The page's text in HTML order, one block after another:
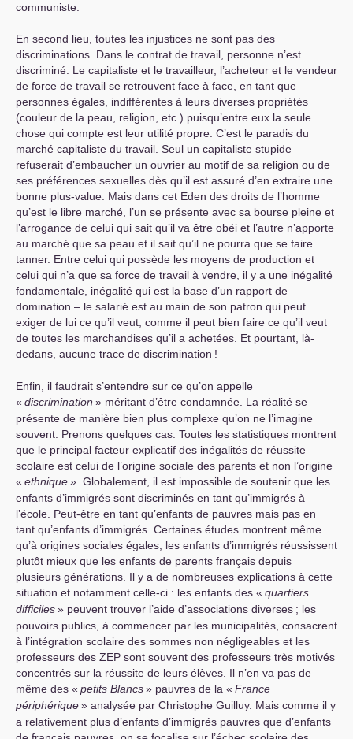
communiste.
En second lieu, toutes les injustices ne sont pas des
discriminations. Dans le contrat de travail, personne n’est
discriminé. Le capitaliste et le travailleur, l’acheteur et le vendeur
de force de travail se retrouvent face à face, en tant que
personnes égales, indifférentes à leurs diverses propriétés
(couleur de la peau, religion, etc.) puisqu’entre eux la seule
chose qui compte est leur utilité propre. C’est le paradis du
marché capitaliste du travail. Seul un capitaliste stupide
refuserait d’embaucher un ouvrier au motif de sa religion ou de
ses préférences sexuelles dès qu’il est assuré d’en extraire une
bonne plus-value. Mais dans cet Eden des droits de l’homme
qu’est le libre marché, l’un se présente avec sa bourse pleine et
l’arrogance de celui qui sait qu’il va être obéi et l’autre n’apporte
au marché que sa peau et il sait qu’il ne pourra que se faire
tanner. Entre celui qui possède les moyens de production et
celui qui n’a que sa force de travail à vendre, il y a une inégalité
fondamentale, inégalité qui est la base d’un rapport de
domination – le salarié est au main de son patron qui peut
exiger de lui ce qu’il veut, comme il peut bien faire ce qu’il veut
de toutes les marchandises qu’il a achetées. Et pourtant, là-
dedans, aucune trace de discrimination !
Enfin, il faudrait s’entendre sur ce qu’on appelle
« discrimination » méritant d’être condamnée. La réalité se
présente de manière bien plus complexe qu’on ne l’imagine
souvent. Prenons quelques cas. Toutes les statistiques montrent
que le principal facteur explicatif des inégalités de réussite
scolaire est celui de l’origine sociale des parents et non l’origine
« ethnique». Globalement, il est impossible de soutenir que les
enfants d’immigrés sont discriminés en tant qu’immigrés à
l’école. Peut-être en tant qu’enfants de pauvres mais pas en
tant qu’enfants d’immigrés. Certaines études montrent même
qu’à origines sociales égales, les enfants d’immigrés réussissent
plutôt mieux que les enfants de parents français depuis
plusieurs générations. Il y a de nombreuses explications à cette
situation et notamment celle-ci : les enfants des « quartiers
difficiles» peuvent trouver l’aide d’associations diverses ; les
pouvoirs publics, à commencer par les municipalités, consacrent
à l’intégration scolaire des sommes non négligeables et les
professeurs des ZEP sont souvent des professeurs très motivés
concentrés sur la réussite de leurs élèves. Il n’en va pas de
même des « petits Blancs» pauvres de la « France
périphérique» analysée par Christophe Guilluy. Mais comme il y
a relativement plus d’enfants d’immigrés pauvres que d’enfants